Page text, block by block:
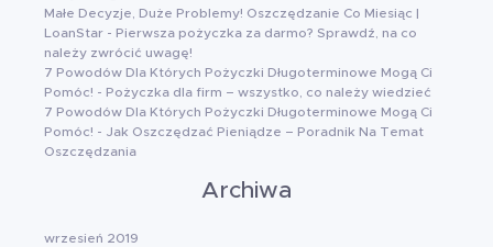
Małe Decyzje, Duże Problemy! Oszczędzanie Co Miesiąc |
LoanStar - Pierwsza pożyczka za darmo? Sprawdź, na co
należy zwrócić uwagę!
7 Powodów Dla Których Pożyczki Długoterminowe Mogą Ci
Pomóc! - Pożyczka dla firm – wszystko, co należy wiedzieć
7 Powodów Dla Których Pożyczki Długoterminowe Mogą Ci
Pomóc! - Jak Oszczędzać Pieniądze – Poradnik Na Temat
Oszczędzania
Archiwa
wrzesień 2019